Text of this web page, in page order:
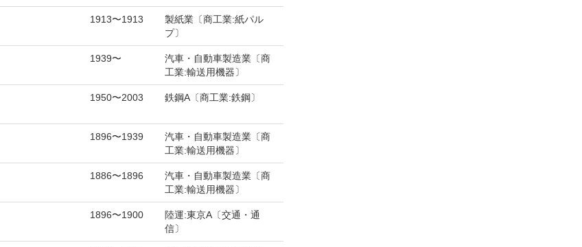
1913〜1913
製紙業〔商工業:紙パル
プ〕
1939〜
汽車・自動車製造業〔商
工業:輸送用機器〕
1950〜2003 鉄鋼A〔商工業:鉄鋼〕
1896〜1939
汽車・自動車製造業〔商
工業:輸送用機器〕
1886〜1896
汽車・自動車製造業〔商
工業:輸送用機器〕
1896〜1900
陸運:東京A〔交通・通
信〕